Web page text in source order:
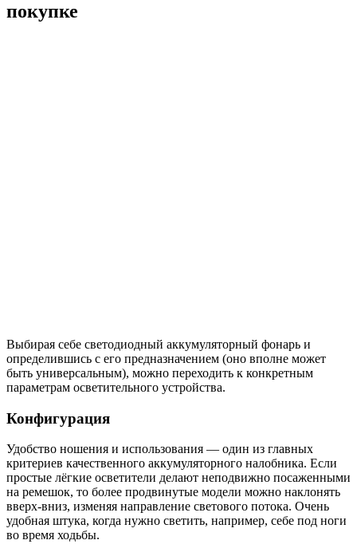
покупке
Выбирая себе светодиодный аккумуляторный фонарь и
определившись с его предназначением (оно вполне может
быть универсальным), можно переходить к конкретным
параметрам осветительного устройства.
Конфигурация
Удобство ношения и использования — один из главных
критериев качественного аккумуляторного налобника. Если
простые лёгкие осветители делают неподвижно посаженными
на ремешок, то более продвинутые модели можно наклонять
вверх-вниз, изменяя направление светового потока. Очень
удобная штука, когда нужно светить, например, себе под ноги
во время ходьбы.